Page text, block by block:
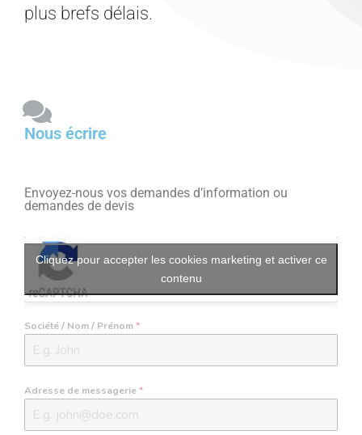
plus brefs délais.
Nous écrire
Envoyez-nous vos demandes d’information ou
demandes de devis
Cliquez pour accepter les cookies marketing et activer ce
contenu
Société / Nom / Prénom*
Adresse de messagerie*